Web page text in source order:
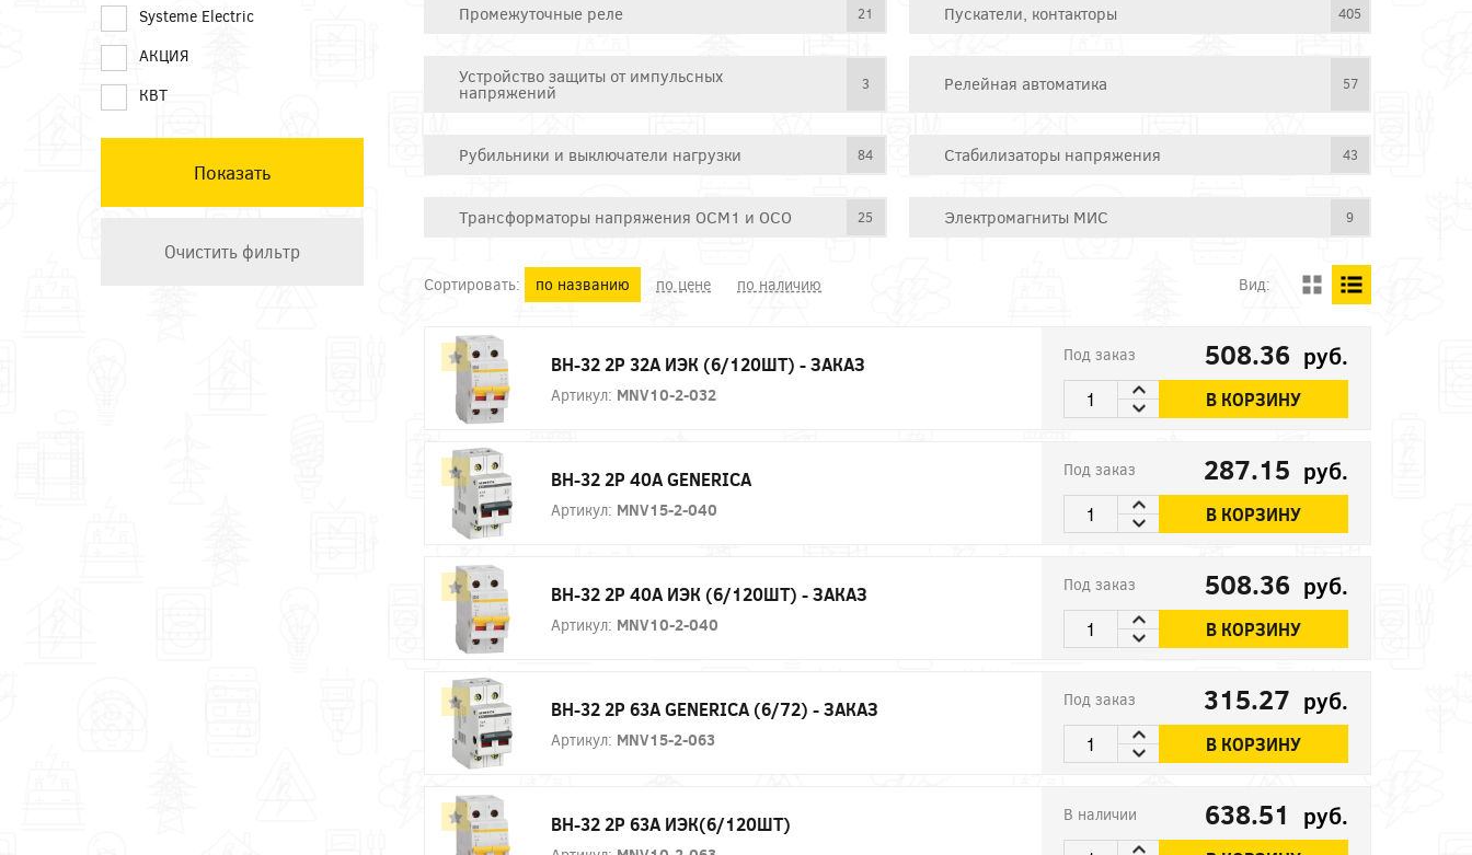
Systeme Electric
АКЦИЯ
КВТ
КЭАЗ
Остальные ТМ
Техэнерго
Промежуточные реле 21 Пускатели, контакторы 405
Устройство защиты от импульсных
напряжений 3 Релейная автоматика 57
Рубильники и выключатели нагрузки 84 Стабилизаторы напряжения 43
Трансформаторы напряжения ОСМ1 и ОСО 25 Электромагниты МИС 9
Сортировать: по названию по цене по наличию Вид:
ВН-32 2P 32А ИЭК (6/120ШТ) - ЗАКАЗ
Артикул: MNV10-2-032
Под заказ 508.36 руб.
В КОРЗИНУ
ВН-32 2P 40А GENERICA
Артикул: MNV15-2-040
Под заказ 287.15 руб.
В КОРЗИНУ
ВН-32 2P 40А ИЭК (6/120ШТ) - ЗАКАЗ
Артикул: MNV10-2-040
Под заказ 508.36 руб.
В КОРЗИНУ
ВН-32 2P 63А GENERICA (6/72) - ЗАКАЗ
Артикул: MNV15-2-063
Под заказ 315.27 руб.
В КОРЗИНУ
ВН-32 2P 63А ИЭК(6/120ШТ) В наличии 638.51 руб.